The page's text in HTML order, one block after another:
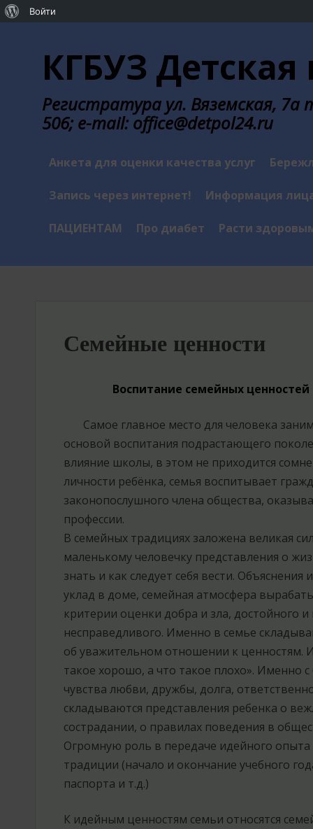
содержаниюКГБУЗ
Регистратура ул. Вяземская, 7а
506; e-mail: office@detpol24.ru
Анкета для оценки качества услуг
Запись через интернет! Информация
ПАЦИЕНТАМ Про диабет Расти
Семейные ценности
Воспитание семейных
Самое главное место для человека
основой воспитания подрастающего
влияние школы, в этом не приходится
личности ребёнка, семья воспитывает
законопослушного члена общества,
профессии.
В семейных традициях заложена великая
маленькому человечку представления о
знать и как следует себя вести.
уклад в доме, семейная атмосфера
критерии оценки добра и зла, достойного
несправедливого. Именно в семье
об уважительном отношении к ценностям.
такое хорошо, а что такое плохо». Именно
чувства любви, дружбы, долга,
складываются представления ребенка о
сострадании, о правилах поведения в
Огромную роль в передаче идейного
традиции (начало и окончание учебного
паспорта и т.д.)
К идейным ценностям семьи относятся
Войти